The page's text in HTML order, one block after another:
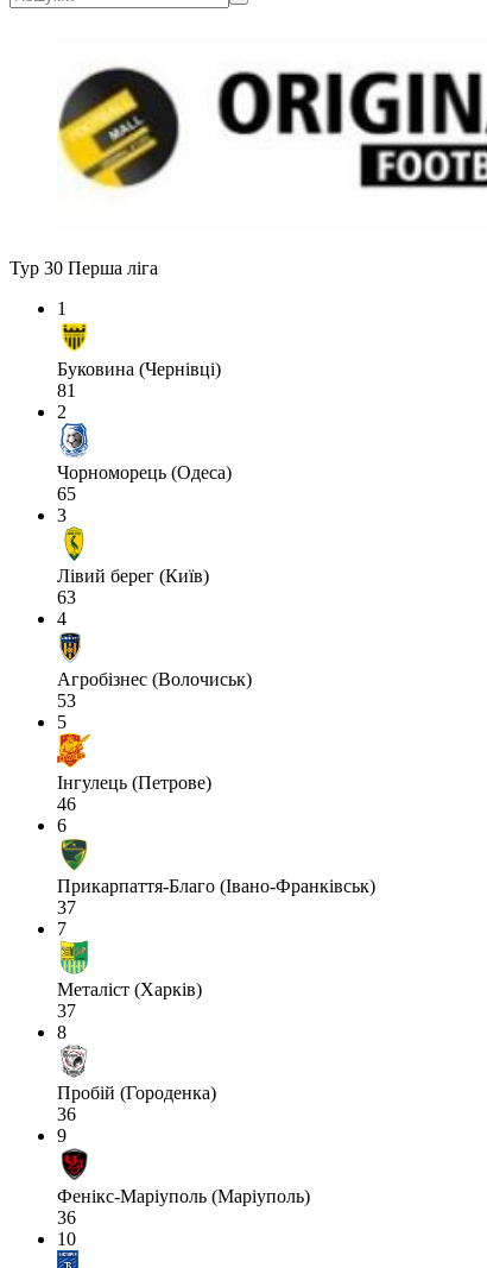
Тур 30 Перша ліга
1
Буковина (Чернівці)
81
2
Чорноморець (Одеса)
65
3
Лівий берег (Київ)
63
4
Агробізнес (Волочиськ)
53
5
Інгулець (Петрове)
46
6
Прикарпаття-Благо (Івано-Франківськ)
37
7
Металіст (Харків)
37
8
Пробій (Городенка)
36
9
Фенікс-Маріуполь (Маріуполь)
36
10